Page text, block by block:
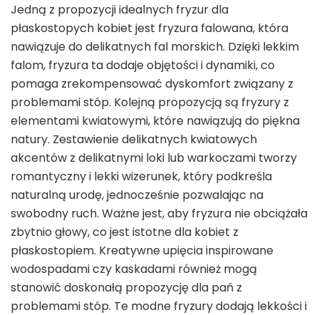
Jedną z propozycji idealnych fryzur dla
płaskostopych kobiet jest fryzura falowana, która
nawiązuje do delikatnych fal morskich. Dzięki lekkim
falom, fryzura ta dodaje objętości i dynamiki, co
pomaga zrekompensować dyskomfort związany z
problemami stóp. Kolejną propozycją są fryzury z
elementami kwiatowymi, które nawiązują do piękna
natury. Zestawienie delikatnych kwiatowych
akcentów z delikatnymi loki lub warkoczami tworzy
romantyczny i lekki wizerunek, który podkreśla
naturalną urodę, jednocześnie pozwalając na
swobodny ruch. Ważne jest, aby fryzura nie obciążała
zbytnio głowy, co jest istotne dla kobiet z
płaskostopiem. Kreatywne upięcia inspirowane
wodospadami czy kaskadami również mogą
stanowić doskonałą propozycję dla pań z
problemami stóp. Te modne fryzury dodają lekkości i